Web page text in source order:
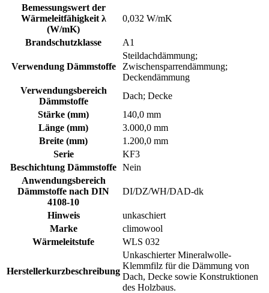
Bemessungswert der
Wärmeleitfähigkeit λ
(W/mK)
0,032 W/mK
Brandschutzklasse A1
Verwendung Dämmstoffe
Steildachdämmung;
Zwischensparrendämmung;
Deckendämmung
Verwendungsbereich
Dämmstoffe
Dach; Decke
Stärke (mm)
140,0 mm
Länge (mm)
3.000,0 mm
Breite (mm)
1.200,0 mm
Serie
KF3
Beschichtung Dämmstoffe Nein
Anwendungsbereich
Dämmstoffe nach DIN
4108-10
DI/DZ/WH/DAD-dk
Hinweis
unkaschiert
Marke
climowool
Wärmeleitstufe
WLS 032
Herstellerkurzbeschreibung
Unkaschierter Mineralwolle-
Klemmfilz für die Dämmung von
Dach, Decke sowie Konstruktionen
des Holzbaus.